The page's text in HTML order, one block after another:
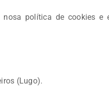
política de cookies
(Lugo).